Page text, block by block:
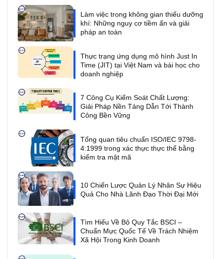
Làm việc trong không gian thiếu dưỡng
khí: Những nguy cơ tiềm ẩn và giải
pháp an toàn
Thực trạng ứng dụng mô hình Just In
Time (JIT) tại Việt Nam và bài học cho
doanh nghiệp
7 Công Cụ Kiểm Soát Chất Lượng:
Giải Pháp Nền Tảng Dẫn Tới Thành
Công Bền Vững
Tổng quan tiêu chuẩn ISO/IEC 9798-
4:1999 trong xác thực thực thể bằng
kiểm tra mật mã
10 Chiến Lược Quản Lý Nhân Sự Hiệu
Quả Cho Nhà Lãnh Đạo Thời Đại Mới
Tìm Hiểu Về Bộ Quy Tắc BSCI –
Chuẩn Mực Quốc Tế Về Trách Nhiệm
Xã Hội Trong Kinh Doanh